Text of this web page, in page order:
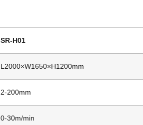
SR-H01
L2000×W1650×H1200mm
2-200mm
0-30m/min